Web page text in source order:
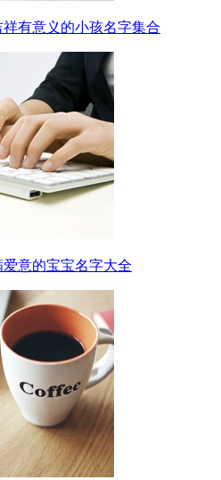
有意义的小孩名字集合
意的宝宝名字大全